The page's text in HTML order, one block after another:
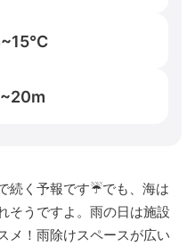
℃
m
続く予報です☔でも、海は
そうですよ。雨の日は施設
メ！雨除けスペースが広い